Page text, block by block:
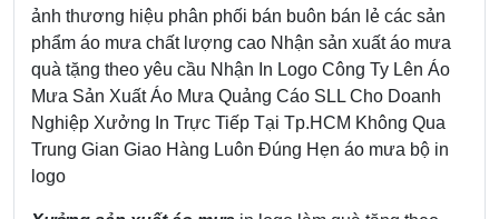
ảnh thương hiệu phân phối bán buôn bán lẻ các sản
phẩm áo mưa chất lượng cao Nhận sản xuất áo mưa
quà tặng theo yêu cầu Nhận In Logo Công Ty Lên Áo
Mưa Sản Xuất Áo Mưa Quảng Cáo SLL Cho Doanh
Nghiệp Xưởng In Trực Tiếp Tại Tp.HCM Không Qua
Trung Gian Giao Hàng Luôn Đúng Hẹn áo mưa bộ in
logo